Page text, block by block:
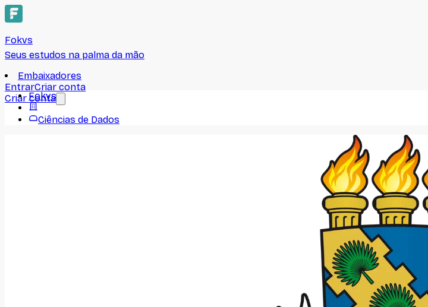
Fokvs
Seus estudos na palma da mão
Embaixadores
EntrarCriar conta
Criar conta
Fokvs
Ciências de Dados